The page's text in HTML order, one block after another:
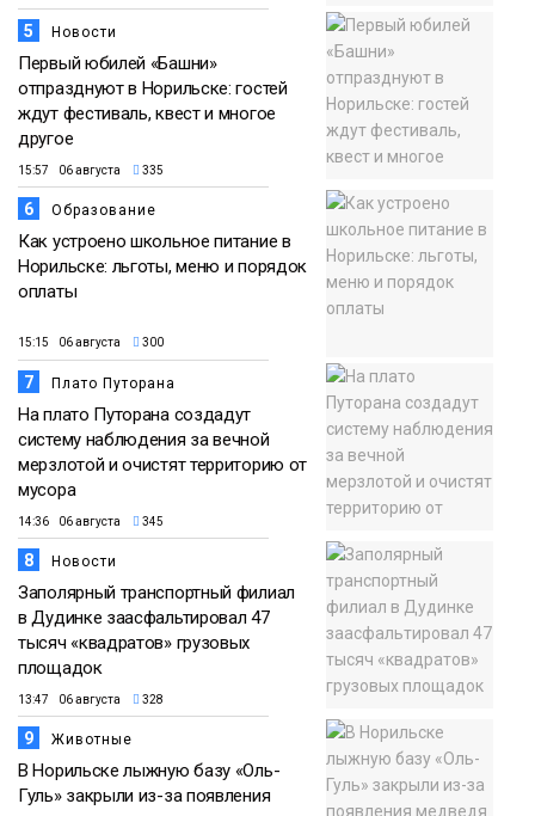
5 Новости
Первый юбилей «Башни»
отпразднуют в Норильске: гостей
ждут фестиваль, квест и многое
другое
15:57 06 августа 335
6 Образование
Как устроено школьное питание в
Норильске: льготы, меню и порядок
оплаты
15:15 06 августа 300
7 Плато Путорана
На плато Путорана создадут
систему наблюдения за вечной
мерзлотой и очистят территорию от
мусора
14:36 06 августа 345
8 Новости
Заполярный транспортный филиал
в Дудинке заасфальтировал 47
тысяч «квадратов» грузовых
площадок
13:47 06 августа 328
9 Животные
В Норильске лыжную базу «Оль-
Гуль» закрыли из-за появления